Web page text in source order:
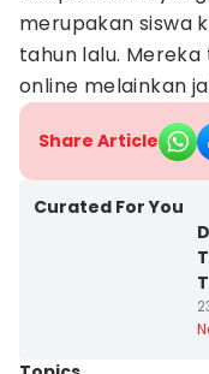
merupakan siswa
tahun lalu. Mereka
online melainkan
Share Article
Curated For You